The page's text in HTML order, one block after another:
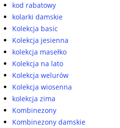
kod rabatowy
kolarki damskie
Kolekcja basic
Kolekcja jesienna
kolekcja masełko
Kolekcja na lato
Kolekcja welurów
Kolekcja wiosenna
kolekcja zima
Kombinezony
Kombinezony damskie